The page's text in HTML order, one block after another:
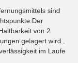
sind
von 2
gelagert wird.,
im Laufe